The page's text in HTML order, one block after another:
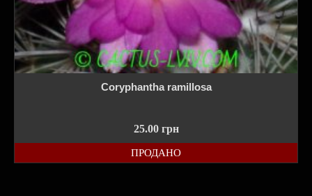
Coryphantha ramillosa
25.00 грн
ПРОДАНО